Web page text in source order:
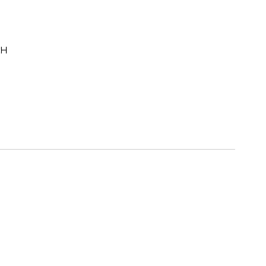
Schwimmen oder Kanufahren. Der verbesserte
Messung deiner Herzfrequenz – und das rund
Der intelligente Algorithmus kann deine
Energiewert, deine persönliche Tagesform besser